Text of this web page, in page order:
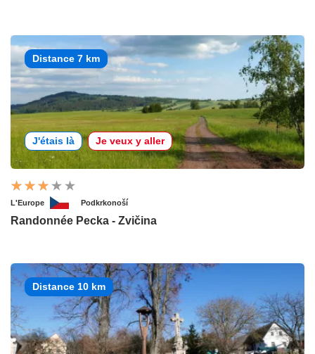
Distance 7 km
J'étais là Je veux y aller
L'Europe Podkrkonoší
Randonnée Pecka - Zvičina
Distance 10 km